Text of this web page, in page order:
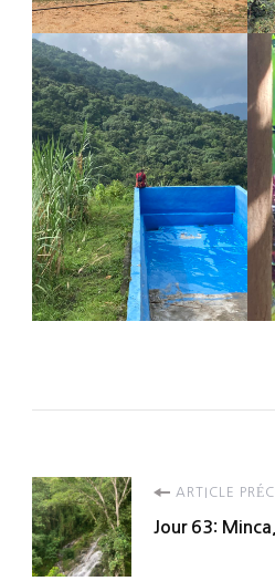
Navigation
d'article
ARTICLE
Jour 63: